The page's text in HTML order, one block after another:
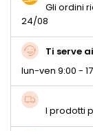
Gli ordini
24/08
Ti serve
lun-ven 9:00 -
I prodotti